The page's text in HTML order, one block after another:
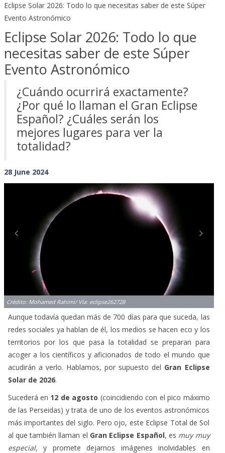
Eclipse Solar 2026: Todo lo que necesitas saber de este Súper
Evento Astronómico
Eclipse Solar 2026: Todo lo que
necesitas saber de este Súper
Evento Astronómico
¿Cuándo ocurrirá exactamente?
¿Por qué lo llaman el Gran Eclipse
Español? ¿Cuáles serán los
mejores lugares para ver la
totalidad?
28 June 2024
Crédito: Mohamed Rahimi/ Vía: eclipse262728
Aunque todavía quedan más de 700 días para que suceda, las
redes sociales ya hablan de él, los medios se hacen eco y los
territorios por los que pasa la totalidad se preparan para
acoger a los científicos y aficionados de todo el mundo que
acudirán a verlo. Hablamos, por supuesto del Gran Eclipse
Solar de 2026.
Sucederá en 12 de agosto (coincidiendo con el pico máximo
de las Perseidas) y trata de uno de los eventos astronómicos
más importantes del siglo. Pero ojo, este Eclipse Total de Sol
al que también llaman el Gran Eclipse Español, es muy muy
especial, y promete dejarnos imágenes inolvidables en